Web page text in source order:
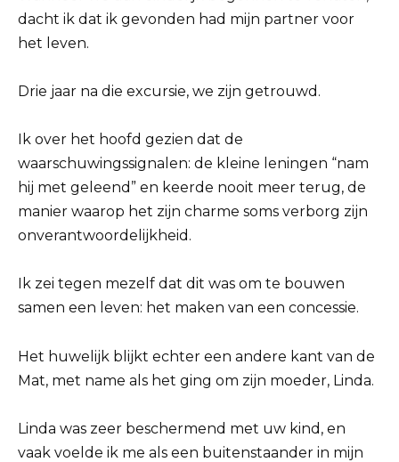
dacht ik dat ik gevonden had mijn partner voor
het leven.
Drie jaar na die excursie, we zijn getrouwd.
Ik over het hoofd gezien dat de
waarschuwingssignalen: de kleine leningen “nam
hij met geleend” en keerde nooit meer terug, de
manier waarop het zijn charme soms verborg zijn
onverantwoordelijkheid.
Ik zei tegen mezelf dat dit was om te bouwen
samen een leven: het maken van een concessie.
Het huwelijk blijkt echter een andere kant van de
Mat, met name als het ging om zijn moeder, Linda.
Linda was zeer beschermend met uw kind, en
vaak voelde ik me als een buitenstaander in mijn